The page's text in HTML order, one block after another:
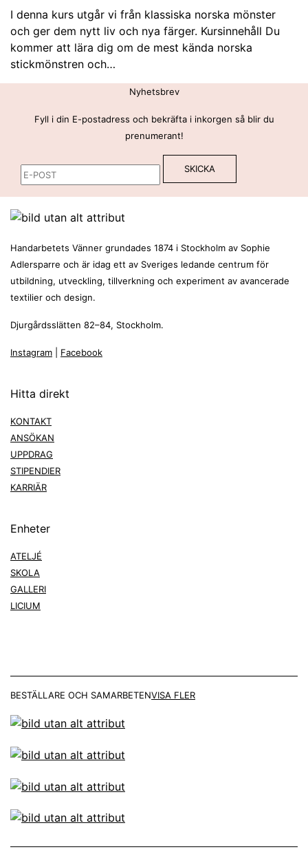
I denna kurs utgår vi från klassiska norska mönster
och ger dem nytt liv och nya färger. Kursinnehåll Du
kommer att lära dig om de mest kända norska
stickmönstren och…
Nyhetsbrev
Fyll i din E-postadress och bekräfta i inkorgen så blir du
prenumerant!
Handarbetets Vänner grundades 1874 i Stockholm av Sophie
Adlersparre och är idag ett av Sveriges ledande centrum för
utbildning, utveckling, tillverkning och experiment av avancerade
textilier och design.
Djurgårdsslätten 82–84, Stockholm.
Instagram Facebook
Hitta direkt
KONTAKT
ANSÖKAN
UPPDRAG
STIPENDIER
KARRIÄR
Enheter
ATELJÉ
SKOLA
GALLERI
LICIUM
BESTÄLLARE OCH SAMARBETENVISA FLER